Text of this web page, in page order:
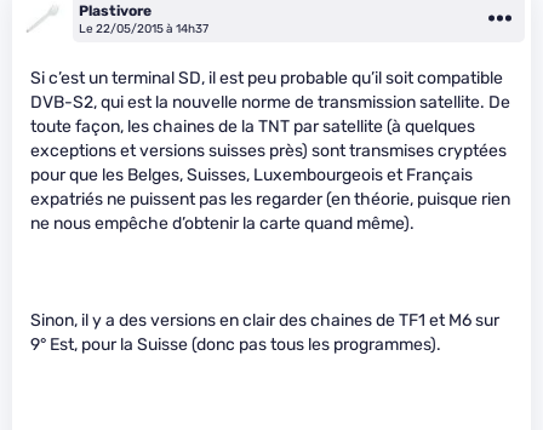
Plastivore
Le 22/05/2015 à 14h37
Si c’est un terminal SD, il est peu probable qu’il soit compatible
DVB-S2, qui est la nouvelle norme de transmission satellite. De
toute façon, les chaines de la TNT par satellite (à quelques
exceptions et versions suisses près) sont transmises cryptées
pour que les Belges, Suisses, Luxembourgeois et Français
expatriés ne puissent pas les regarder (en théorie, puisque rien
ne nous empêche d’obtenir la carte quand même).
Sinon, il y a des versions en clair des chaines de TF1 et M6 sur
9° Est, pour la Suisse (donc pas tous les programmes).